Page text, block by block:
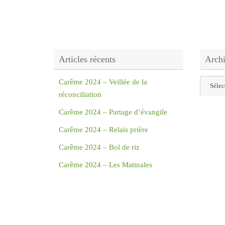
Articles récents
Carême 2024 – Veillée de la
réconciliation
Carême 2024 – Partage d’évangile
Carême 2024 – Relais prière
Carême 2024 – Bol de riz
Carême 2024 – Les Matinales